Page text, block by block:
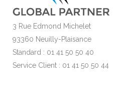
3 Rue Edmond Michelet
93360 Neuilly-Plaisance
Standard : 01 41 50 50 40
Service Client : 01 41 50 50 44